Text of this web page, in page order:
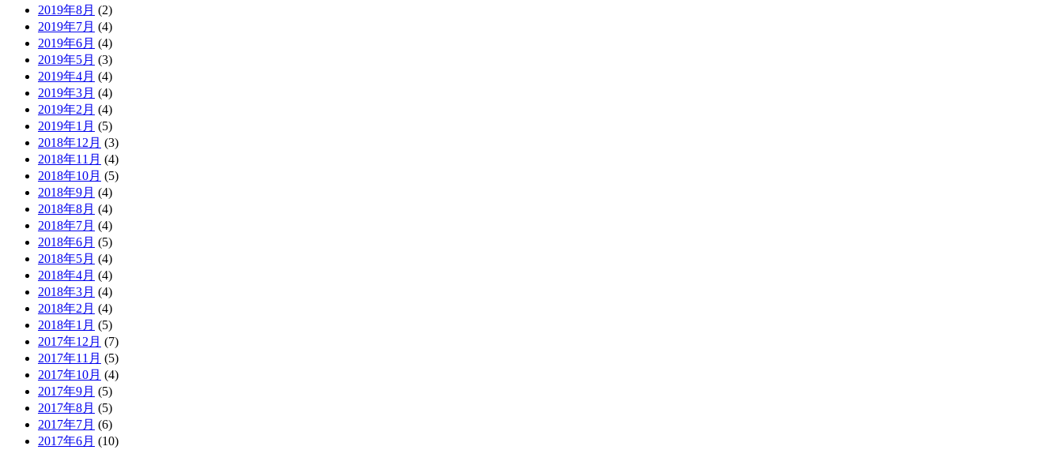
2019年8月 (2)
2019年7月 (4)
2019年6月 (4)
2019年5月 (3)
2019年4月 (4)
2019年3月 (4)
2019年2月 (4)
2019年1月 (5)
2018年12月 (3)
2018年11月 (4)
2018年10月 (5)
2018年9月 (4)
2018年8月 (4)
2018年7月 (4)
2018年6月 (5)
2018年5月 (4)
2018年4月 (4)
2018年3月 (4)
2018年2月 (4)
2018年1月 (5)
2017年12月 (7)
2017年11月 (5)
2017年10月 (4)
2017年9月 (5)
2017年8月 (5)
2017年7月 (6)
2017年6月 (10)